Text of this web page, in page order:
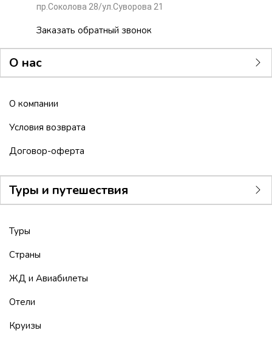
пр.Соколова 28/ул.Суворова 21
Заказать обратный звонок
О нас
О компании
Условия возврата
Договор-оферта
Туры и путешествия
Туры
Страны
ЖД и Авиабилеты
Отели
Круизы